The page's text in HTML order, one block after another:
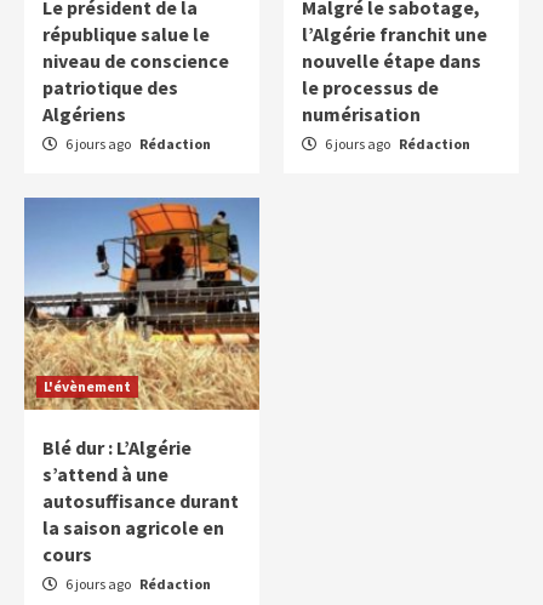
Le président de la
république salue le
niveau de conscience
patriotique des
Algériens
6 jours ago Rédaction
Malgré le sabotage,
l’Algérie franchit une
nouvelle étape dans
le processus de
numérisation
6 jours ago Rédaction
L'évènement
Blé dur : L’Algérie
s’attend à une
autosuffisance durant
la saison agricole en
cours
6 jours ago Rédaction